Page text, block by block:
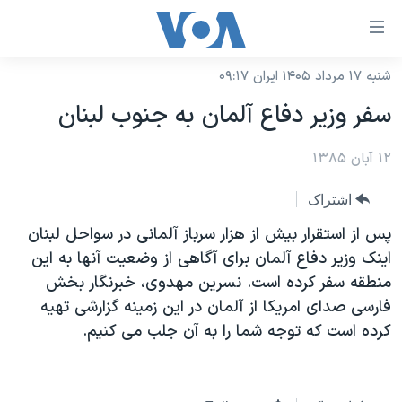
لینکهای
دسترسی
جهش
محتوای
جهش
به
صفحه
اصلی
جهش
به
نسخه سبک وب‌سایت
موضوع ها
ایران
آمریکا
جهان
ورزشی
گزیده‌ها
برنامه های تلویزیونی
جدول برنامه ها
صفحه‌های ویژه
جام جهانی ۲۰۲۶
عملیات خشم حماسی
فرکانس‌های صدای آمریکا
پخش رادیویی
شنبه ۱۷ مرداد ۱۴۰۵ ایران ۰۹:۱۷
سفر وزير دفاع آلمان به جنوب لبنان
۱۲ آبان ۱۳۸۵
اشتراک
پس از استقرار بيش از هزار سرباز آلمانی در سواحل لبنان
اينک وزير دفاع آلمان برای آگاهی از وضعيت آنها به اين
منطقه سفر کرده است. نسرين مهدوی، خبرنگار بخش
فارسی صدای امريکا از آلمان در اين زمينه گزارشی تهيه
کرده است که توجه شما را به آن جلب می کنيم.